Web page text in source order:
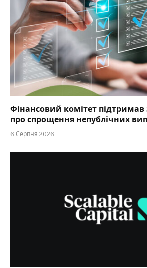
Фінансовий комітет підтримав
про спрощення непублічних
6 Серпня 2026